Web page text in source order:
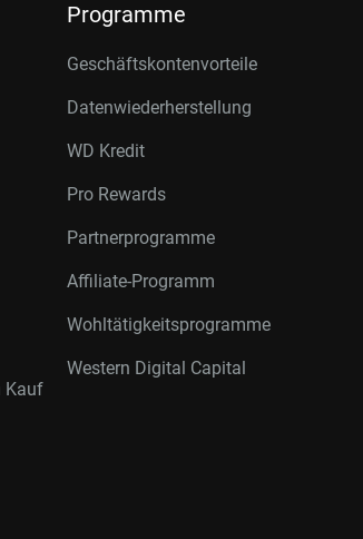
Kauf
Programme
Geschäftskontenvorteile
Datenwiederherstellung
WD Kredit
Pro Rewards
Partnerprogramme
Affiliate-Programm
Wohltätigkeitsprogramme
Western Digital Capital